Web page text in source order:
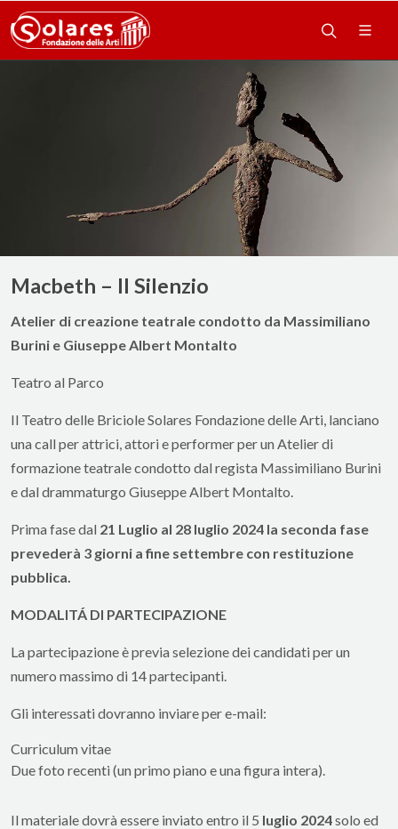
Macbeth – Il Silenzio
Atelier di creazione teatrale condotto da Massimiliano
Burini e Giuseppe Albert Montalto
Teatro al Parco
Il Teatro delle Briciole Solares Fondazione delle Arti, lanciano
una call per attrici, attori e performer per un Atelier di
formazione teatrale condotto dal regista Massimiliano Burini
e dal drammaturgo Giuseppe Albert Montalto.
Prima fase dal 21 Luglio al 28 luglio 2024 la seconda fase
prevederà 3 giorni a fine settembre con restituzione
pubblica.
MODALITÁ DI PARTECIPAZIONE
La partecipazione è previa selezione dei candidati per un
numero massimo di 14 partecipanti.
Gli interessati dovranno inviare per e-mail:
Curriculum vitae
Due foto recenti (un primo piano e una figura intera).
Il materiale dovrà essere inviato entro il 5 luglio 2024solo ed